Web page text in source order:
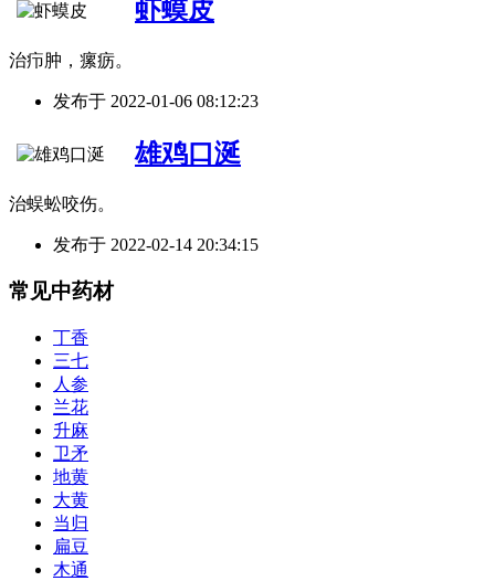
虾蟆皮
治疖肿，瘰疬。
发布于 2022-01-06 08:12:23
雄鸡口涎
治蜈蚣咬伤。
发布于 2022-02-14 20:34:15
常见中药材
丁香
三七
人参
兰花
升麻
卫矛
地黄
大黄
当归
扁豆
木通